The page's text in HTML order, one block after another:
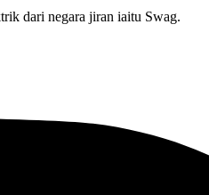
dari negara jiran iaitu Swag.